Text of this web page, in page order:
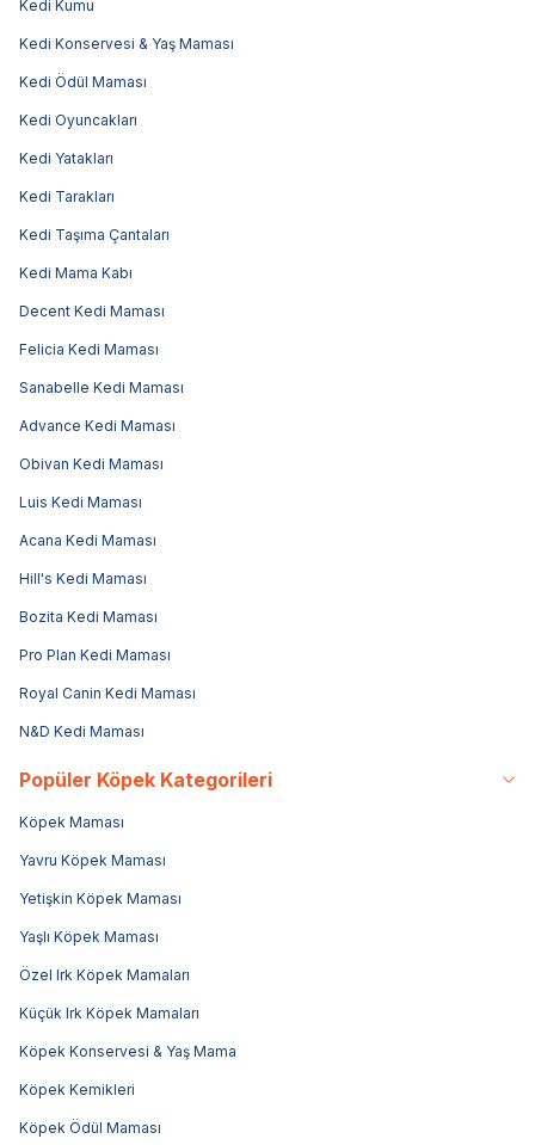
Kedi Kumu
Kedi Konservesi & Yaş Maması
Kedi Ödül Maması
Kedi Oyuncakları
Kedi Yatakları
Kedi Tarakları
Kedi Taşıma Çantaları
Kedi Mama Kabı
Decent Kedi Maması
Felicia Kedi Maması
Sanabelle Kedi Maması
Advance Kedi Maması
Obivan Kedi Maması
Luis Kedi Maması
Acana Kedi Maması
Hill's Kedi Maması
Bozita Kedi Maması
Pro Plan Kedi Maması
Royal Canin Kedi Maması
N&D Kedi Maması
Popüler Köpek Kategorileri
Köpek Maması
Yavru Köpek Maması
Yetişkin Köpek Maması
Yaşlı Köpek Maması
Özel Irk Köpek Mamaları
Küçük Irk Köpek Mamaları
Köpek Konservesi & Yaş Mama
Köpek Kemikleri
Köpek Ödül Maması